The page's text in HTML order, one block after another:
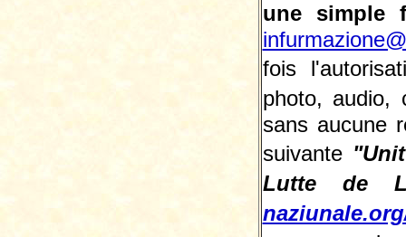
une simple
fois
photo,
sans aucune
suivante
Lutte de